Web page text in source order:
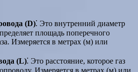
(D)⁚ Это внутренний диаметр
площадь поперечного
Измеряется в метрах (м) или
(L)⁚ Это расстояние, которое газ
Измеряется в метрах (м) или